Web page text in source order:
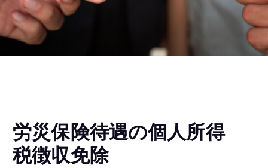
労災保険待遇の個人所得
税徴収免除